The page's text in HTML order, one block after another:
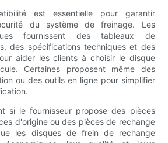
est essentielle pour garantir
du système de freinage. Les
fournissent des tableaux de
des spécifications techniques et des
aider les clients à choisir le disque
Certaines proposent même des
ou des outils en ligne pour simplifier
si le fournisseur propose des pièces
d'origine ou des pièces de rechange
les disques de frein de rechange